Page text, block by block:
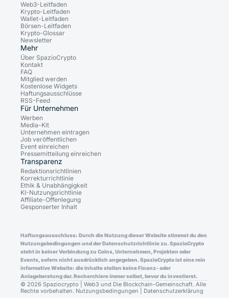
Web3-Leitfaden
Krypto-Leitfaden
Wallet-Leitfaden
Börsen-Leitfaden
Krypto-Glossar
Newsletter
Mehr
Über SpazioCrypto
Kontakt
FAQ
Mitglied werden
Kostenlose Widgets
Haftungsausschlüsse
RSS-Feed
Für Unternehmen
Werben
Media-Kit
Unternehmen eintragen
Job veröffentlichen
Event einreichen
Pressemitteilung einreichen
Transparenz
Redaktionsrichtlinien
Korrekturrichtlinie
Ethik & Unabhängigkeit
KI-Nutzungsrichtlinie
Affiliate-Offenlegung
Gesponserter Inhalt
Haftungsausschluss: Durch die Nutzung dieser Website stimmst du den
Nutzungsbedingungen und der Datenschutzrichtlinie zu. SpazioCrypto
steht in keiner Verbindung zu Coins, Unternehmen, Projekten oder
Events, sofern nicht ausdrücklich angegeben. SpazioCrypto ist eine rein
informative Website: die Inhalte stellen keine Finanz- oder
Anlageberatung dar. Recherchiere immer selbst, bevor du investierst.
© 2026 Spaziocrypto | Web3 und Die Blockchain-Gemeinschaft. Alle
Rechte vorbehalten. Nutzungsbedingungen Datenschutzerklärung